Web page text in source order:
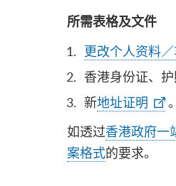
所需表格及文件
更改个人资料
香港身份证、
新地址证明
。
如透过香港政府一
案格式的要求。